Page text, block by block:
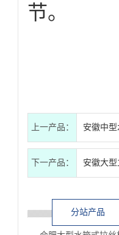
节。
上一产品： 安徽中
下一产品： 安徽大
分站产品